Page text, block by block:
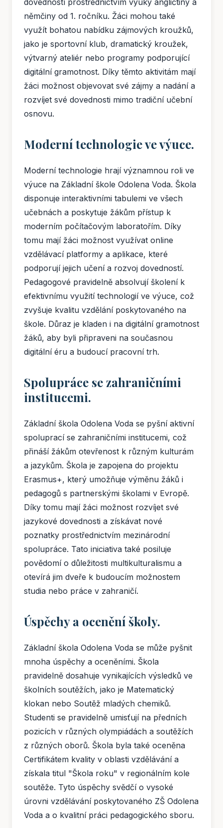
dovedností prostřednictvím výuky angličtiny a
němčiny od 1. ročníku. Žáci mohou také
využít bohatou nabídku zájmových kroužků,
jako je sportovní klub, dramatický kroužek,
výtvarný ateliér nebo programy podporující
digitální gramotnost. Díky těmto aktivitám mají
žáci možnost objevovat své zájmy a nadání a
rozvíjet své dovednosti mimo tradiční učební
osnovu.
Moderní technologie ve výuce.
Moderní technologie hrají významnou roli ve
výuce na Základní škole Odolena Voda. Škola
disponuje interaktivními tabulemi ve všech
učebnách a poskytuje žákům přístup k
moderním počítačovým laboratořím. Díky
tomu mají žáci možnost využívat online
vzdělávací platformy a aplikace, které
podporují jejich učení a rozvoj dovedností.
Pedagogové pravidelně absolvují školení k
efektivnímu využití technologií ve výuce, což
zvyšuje kvalitu vzdělání poskytovaného na
škole. Důraz je kladen i na digitální gramotnost
žáků, aby byli připraveni na současnou
digitální éru a budoucí pracovní trh.
Spolupráce se zahraničními
institucemi.
Základní škola Odolena Voda se pyšní aktivní
spoluprací se zahraničními institucemi, což
přináší žákům otevřenost k různým kulturám
a jazykům. Škola je zapojena do projektu
Erasmus+, který umožňuje výměnu žáků i
pedagogů s partnerskými školami v Evropě.
Díky tomu mají žáci možnost rozvíjet své
jazykové dovednosti a získávat nové
poznatky prostřednictvím mezinárodní
spolupráce. Tato iniciativa také posiluje
povědomí o důležitosti multikulturalismu a
otevírá jim dveře k budoucím možnostem
studia nebo práce v zahraničí.
Úspěchy a ocenění školy.
Základní škola Odolena Voda se může pyšnit
mnoha úspěchy a oceněními. Škola
pravidelně dosahuje vynikajících výsledků ve
školních soutěžích, jako je Matematický
klokan nebo Soutěž mladých chemiků.
Studenti se pravidelně umisťují na předních
pozicích v různých olympiádách a soutěžích
z různých oborů. Škola byla také oceněna
Certifikátem kvality v oblasti vzdělávání a
získala titul "Škola roku" v regionálním kole
soutěže. Tyto úspěchy svědčí o vysoké
úrovni vzdělávání poskytovaného ZŠ Odolena
Voda a o kvalitní práci pedagogického sboru.